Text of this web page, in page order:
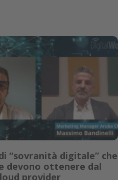
“sovranità digitale” che
devono ottenere dal
provider